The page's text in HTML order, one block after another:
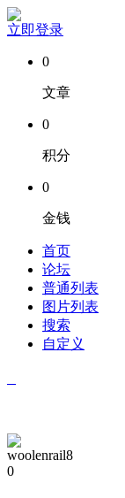
立即登录
0
文章
0
积分
0
金钱
首页
论坛
普通列表
图片列表
搜索
自定义
woolenrail8
0